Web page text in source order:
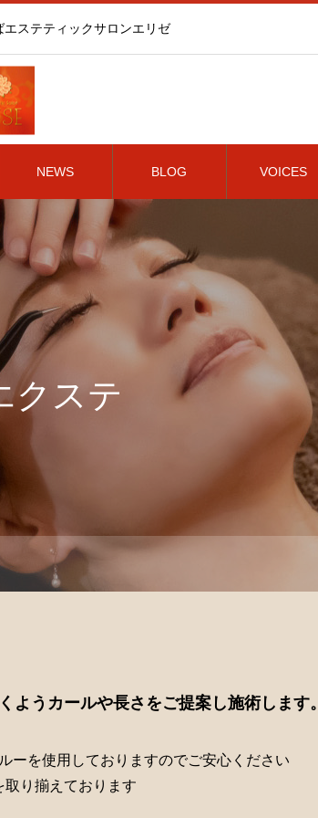
ステティックサロンエリゼ
NEWS BLOG VOICES
クステ
ようカールや長さをご提案し施術します。
ーを使用しておりますのでご安心ください
り揃えております